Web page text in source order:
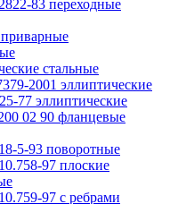
83 переходные
стальные
2001 эллиптические
77 эллиптические
02 90 фланцевые
5-93 поворотные
97 плоские
97 с ребрами